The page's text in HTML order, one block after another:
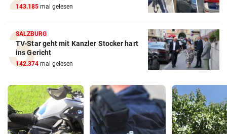
143.185 mal gelesen
SALZBURG
TV-Star geht mit Kanzler Stocker hart
ins Gericht
142.374 mal gelesen